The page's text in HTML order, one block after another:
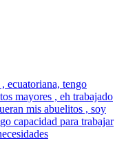
ecuatoriana, tengo
mayores , eh trabajado
mis abuelitos , soy
capacidad para trabajar